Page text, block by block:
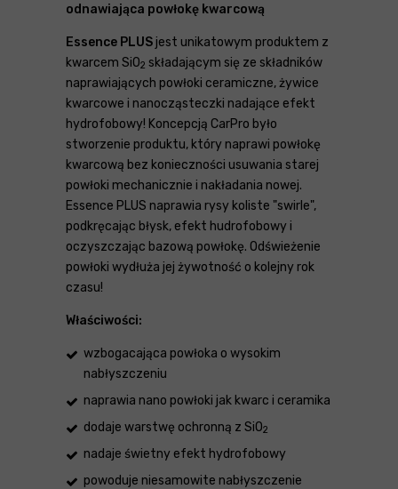
odnawiająca powłokę kwarcową
Essence PLUS jest unikatowym produktem z
kwarcem SiO2 składającym się ze składników
naprawiających powłoki ceramiczne, żywice
kwarcowe i nanocząsteczki nadające efekt
hydrofobowy! Koncepcją CarPro było
stworzenie produktu, który naprawi powłokę
kwarcową bez konieczności usuwania starej
powłoki mechanicznie i nakładania nowej.
Essence PLUS naprawia rysy koliste "swirle",
podkręcając błysk, efekt hudrofobowy i
oczyszczając bazową powłokę. Odświeżenie
powłoki wydłuża jej żywotność o kolejny rok
czasu!
Właściwości:
wzbogacająca powłoka o wysokim
nabłyszczeniu
naprawia nano powłoki jak kwarc i ceramika
dodaje warstwę ochronną z SiO2
nadaje świetny efekt hydrofobowy
powoduje niesamowite nabłyszczenie